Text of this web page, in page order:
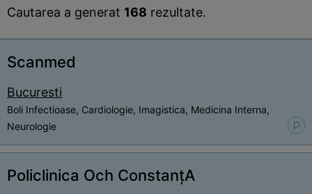
Cautarea a generat 168 rezultate.
Scanmed
Bucuresti
Boli Infectioase, Cardiologie, Imagistica, Medicina Interna,
Neurologie
P
Policlinica Och ConstanțA